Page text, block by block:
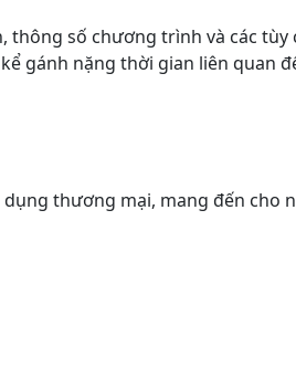
số chương trình và các tùy
gánh nặng thời gian liên quan
thương mại, mang đến cho